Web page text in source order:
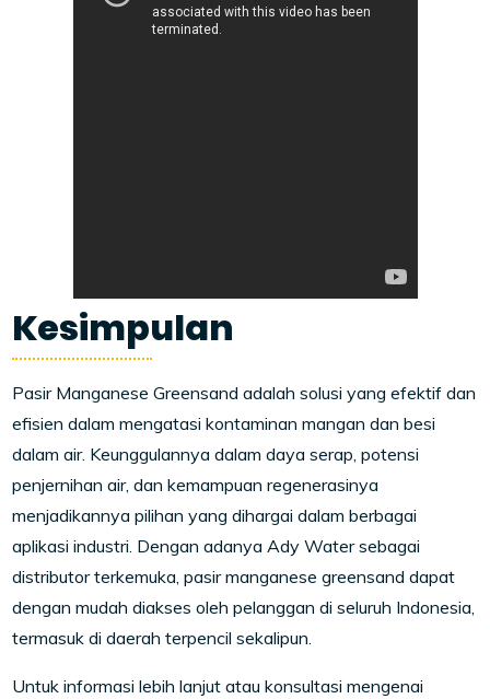
Kesimpulan
Pasir Manganese Greensand adalah solusi yang efektif dan
efisien dalam mengatasi kontaminan mangan dan besi
dalam air. Keunggulannya dalam daya serap, potensi
penjernihan air, dan kemampuan regenerasinya
menjadikannya pilihan yang dihargai dalam berbagai
aplikasi industri. Dengan adanya Ady Water sebagai
distributor terkemuka, pasir manganese greensand dapat
dengan mudah diakses oleh pelanggan di seluruh Indonesia,
termasuk di daerah terpencil sekalipun.
Untuk informasi lebih lanjut atau konsultasi mengenai